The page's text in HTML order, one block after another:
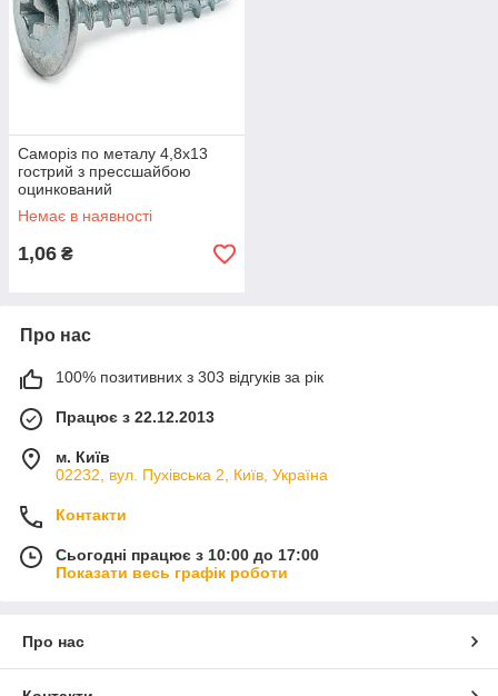
Саморіз по металу 4,8х13
гострий з прессшайбою
оцинкований
Немає в наявності
1,06 ₴
Про нас
100% позитивних з 303 відгуків за рік
Працює з 22.12.2013
м. Київ
02232, вул. Пухівська 2, Київ, Україна
Контакти
Сьогодні працює з 10:00 до 17:00
Показати весь графік роботи
Про нас